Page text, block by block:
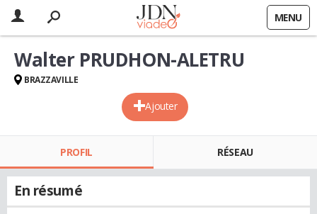
MENU
Ajouter
Walter PRUDHON-ALETRU
BRAZZAVILLE
PROFIL RÉSEAU
En résumé